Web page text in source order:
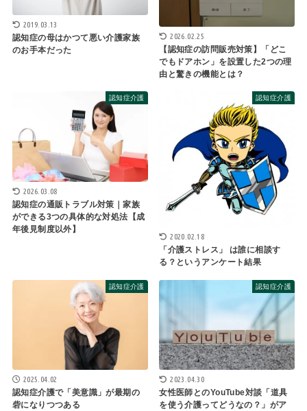
2019.03.13
認知症の母はかつて悪い介護家族
のお手本だった
2026.02.25
【認知症の訪問販売対策】「どこ
でもドアホン」を設置した2つの理
由と驚きの機能とは？
認知症介護
2026.03.08
認知症の通販トラブル対策｜家族
ができる3つの具体的な対処法【成
年後見制度以外】
認知症介護
2020.02.18
「介護ストレス」 は誰に相談す
る？というアンケート結果
認知症介護
2025.04.02
認知症介護で「美意識」が最期の
砦になりつつある
認知症介護
2023.04.30
女性医師とのYouTube対談「道具
を使う介護ってどうなの？」がア